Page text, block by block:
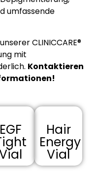
umfassende
CLINICCARE®
mit
Kontaktieren
EGF Hair
Energy
Vial